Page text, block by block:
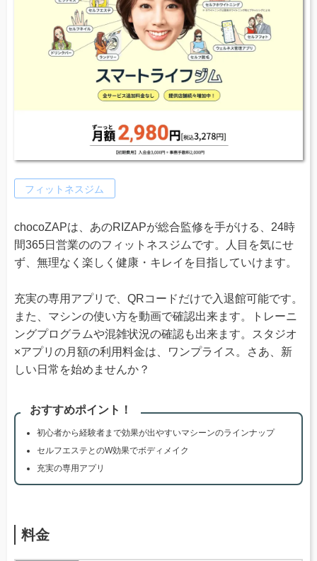
フィットネスジム
chocoZAPは、あのRIZAPが総合監修を手がける、24時
間365日営業ののフィットネスジムです。人目を気にせ
ず、無理なく楽しく健康・キレイを目指していけます。
充実の専用アプリで、QRコードだけで入退館可能です。
また、マシンの使い方を動画で確認出来ます。トレーニ
ングプログラムや混雑状況の確認も出来ます。スタジオ
×アプリの月額の利用料金は、ワンプライス。さあ、新
しい日常を始めませんか？
おすすめポイント！
初心者から経験者まで効果が出やすいマシーンのラインナップ
セルフエステとのW効果でボディメイク
充実の専用アプリ
料金